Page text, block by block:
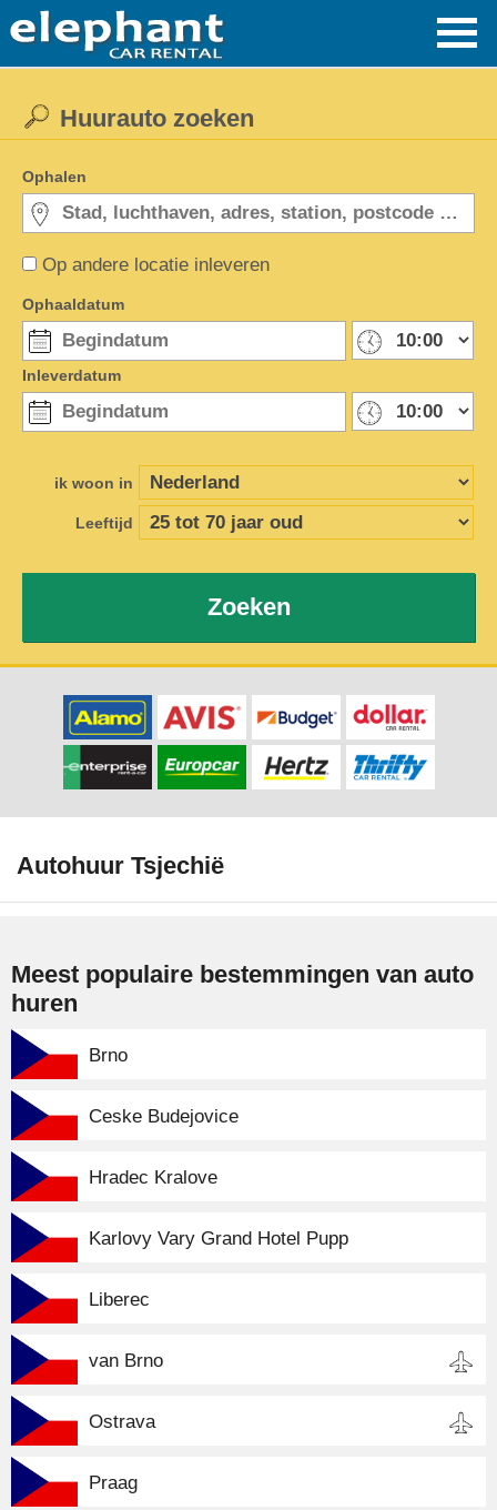
Op andere locatie inleveren
Huurauto zoeken
Ophalen
Ophaaldatum
Inleverdatum
ik woon in
Leeftijd
Zoeken
Autohuur Tsjechië
Meest populaire bestemmingen van auto
huren
Brno
Ceske Budejovice
Hradec Kralove
Karlovy Vary Grand Hotel Pupp
Liberec
van Brno
Ostrava
Praag